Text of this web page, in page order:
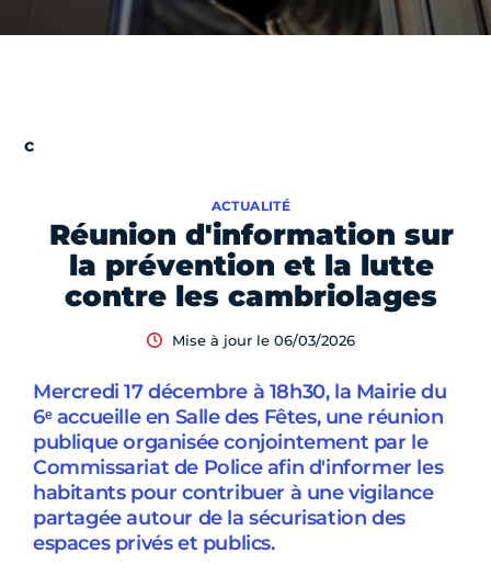
Réunion d'information sur
la prévention et la lutte
contre les cambriolages
ACTUALITÉ
Mise à jour le 06/03/2026
Mercredi 17 décembre à 18h30, la Mairie du
6ᵉ accueille en Salle des Fêtes, une réunion
publique organisée conjointement par le
Commissariat de Police afin d'informer les
habitants pour contribuer à une vigilance
partagée autour de la sécurisation des
espaces privés et publics.